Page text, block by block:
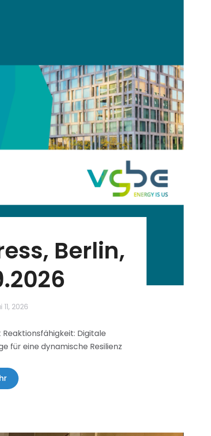
Berlin,
11, 2026
Digitale
für eine dynamische Resilienz